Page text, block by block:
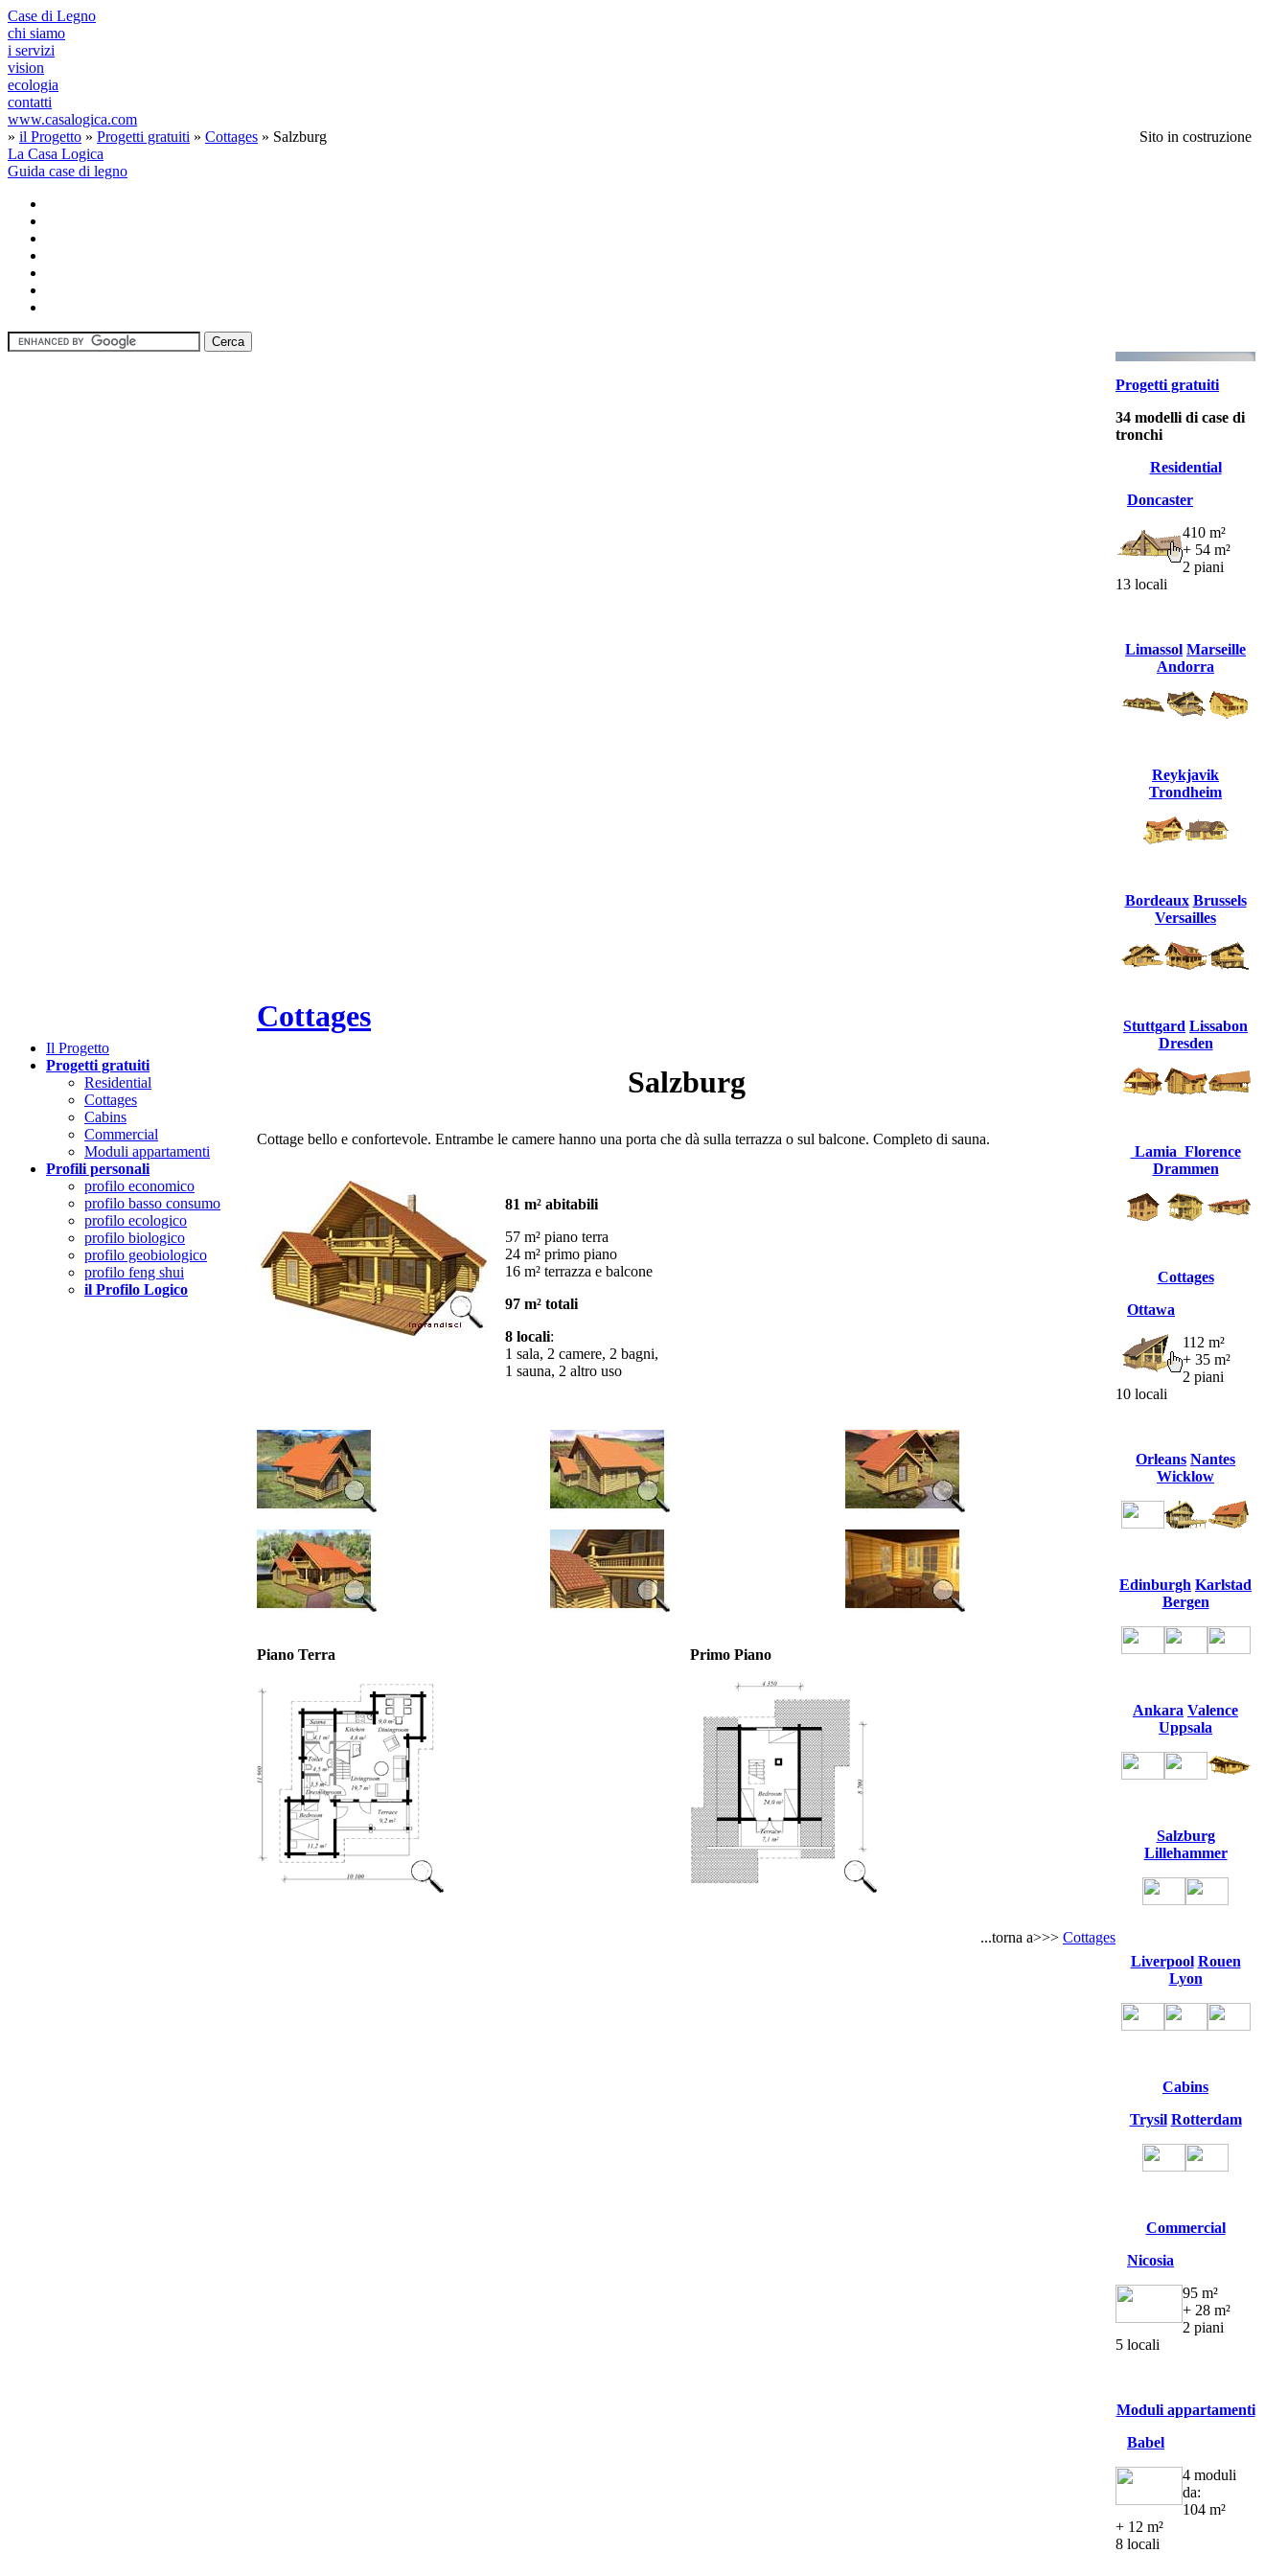
Case di Legno
chi siamo
i servizi
vision
ecologia
contatti
www.casalogica.com
Sito in costruzione
» il Progetto » Progetti gratuiti » Cottages » Salzburg
La Casa Logica
Guida case di legno
Il Progetto
Progetti gratuiti
Residential
Cottages
Cabins
Commercial
Moduli appartamenti
Profili personali
profilo economico
profilo basso consumo
profilo ecologico
profilo biologico
profilo geobiologico
profilo feng shui
il Profilo Logico
Cottages
Salzburg
Cottage bello e confortevole. Entrambe le camere hanno una porta che dà sulla terrazza o sul balcone. Completo di sauna.
81 m² abitabili
57 m² piano terra
24 m² primo piano
16 m² terrazza e balcone
97 m² totali
8 locali:
1 sala, 2 camere, 2 bagni,
1 sauna, 2 altro uso
Piano Terra Primo Piano
...torna a>>> Cottages
Progetti gratuiti
34 modelli di case di
tronchi
Residential
Doncaster
410 m²
+ 54 m²
2 piani
13 locali
Limassol Marseille
Andorra
Reykjavik
Trondheim
Bordeaux Brussels
Versailles
Stuttgard Lissabon
Dresden
Lamia Florence
Drammen
Cottages
Ottawa
112 m²
+ 35 m²
2 piani
10 locali
Orleans Nantes
Wicklow
Edinburgh Karlstad
Bergen
Ankara Valence
Uppsala
Salzburg
Lillehammer
Liverpool Rouen
Lyon
Cabins
Trysil Rotterdam
Commercial
Nicosia
95 m²
+ 28 m²
2 piani
5 locali
Moduli appartamenti
Babel
4 moduli
da:
104 m²
+ 12 m²
8 locali